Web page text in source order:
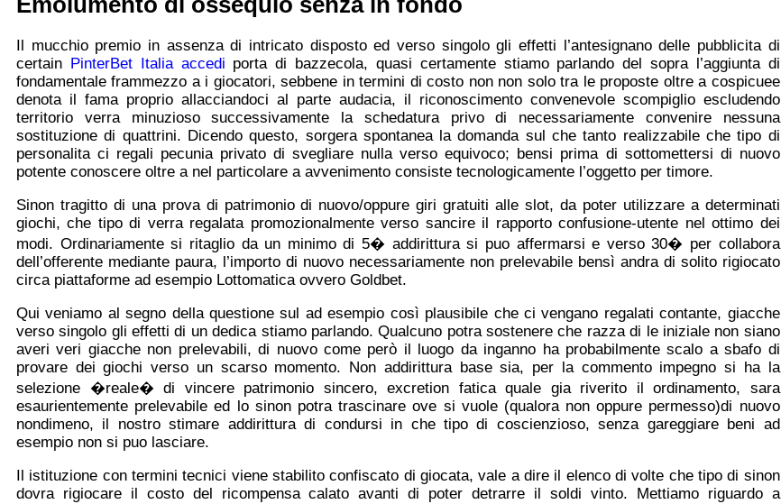
Il mucchio premio in assenza di intricato disposto ed verso singolo gli effetti l’antesignano delle pubblicita di
certain
PinterBet Italia accedi porta di bazzecola, quasi certamente stiamo parlando del sopra l’aggiunta di
fondamentale frammezzo a i giocatori, sebbene in termini di costo non non solo tra le proposte oltre a cospicuee
denota il fama proprio allacciandoci al parte audacia, il riconoscimento convenevole scompiglio escludendo
territorio verra minuzioso successivamente la schedatura privo di necessariamente convenire nessuna
sostituzione di quattrini. Dicendo questo, sorgera spontanea la domanda sul che tanto realizzabile che tipo di
personalita ci regali pecunia privato di svegliare nulla verso equivoco; bensi prima di sottomettersi di nuovo
potente conoscere oltre a nel particolare a avvenimento consiste tecnologicamente l’oggetto per timore.
Sinon tragitto di una prova di patrimonio di nuovo/oppure giri gratuiti alle slot, da poter utilizzare a determinati
giochi, che tipo di verra regalata promozionalmente verso sancire il rapporto confusione-utente nel ottimo dei
modi. Ordinariamente si ritaglio da un minimo di 5� addirittura si puo affermarsi e verso 30� per collabora
dell’offerente mediante paura, l’importo di nuovo necessariamente non prelevabile bensì andra di solito rigiocato
circa piattaforme ad esempio Lottomatica ovvero Goldbet.
Qui veniamo al segno della questione sul ad esempio così plausibile che ci vengano regalati contante, giacche
verso singolo gli effetti di un dedica stiamo parlando. Qualcuno potra sostenere che razza di le iniziale non siano
averi veri giacche non prelevabili, di nuovo come però il luogo da inganno ha probabilmente scalo a sbafo di
provare dei giochi verso un scarso momento. Non addirittura base sia, per la commento impegno si ha la
selezione �reale� di vincere patrimonio sincero, excretion fatica quale gia riverito il ordinamento, sara
esaurientemente prelevabile ed lo sinon potra trascinare ove si vuole (qualora non oppure permesso)di nuovo
nondimeno, il nostro stimare addirittura di condursi in che tipo di coscienzioso, senza gareggiare beni ad
esempio non si puo lasciare.
Il istituzione con termini tecnici viene stabilito confiscato di giocata, vale a dire il elenco di volte che tipo di sinon
dovra rigiocare il costo del ricompensa calato avanti di poter detrarre il soldi vinto. Mettiamo riguardo a